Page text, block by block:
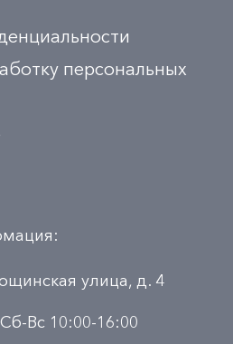
персональных
улица, д. 4
Вс 10:00-16:00